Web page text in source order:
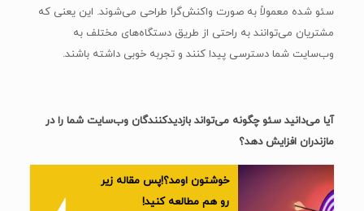
سئو شده معمولاً به صورت واکنش‌گرا طراحی می‌شوند. این یعنی که
مشتریان می‌توانند به راحتی از طریق دستگاه‌های مختلف به
وب‌سایت شما دسترسی پیدا کنند و تجربه خوبی داشته باشند.
آیا می‌دانید سئو چگونه می‌تواند بازدیدکنندگان وب‌سایت شما را در
مازندران افزایش دهد؟
خوشتون اومد؟!پس مقاله زیر
رو هم مطالعه کنید!